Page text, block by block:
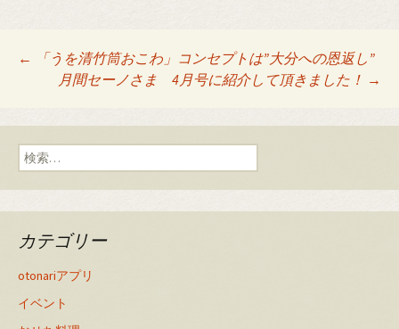
Post
navigation
←
「うを清竹筒おこわ」コンセプトは”大分への恩返し”
月間セーノさま 4月号に紹介して頂きました！ →
検
索:
カテゴリー
otonariアプリ
イベント